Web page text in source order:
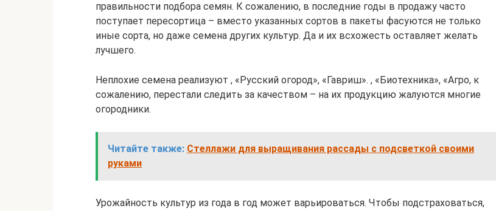
правильности подбора семян. К сожалению, в последние годы в продажу часто
поступает пересортица – вместо указанных сортов в пакеты фасуются не только
иные сорта, но даже семена других культур. Да и их всхожесть оставляет желать
лучшего.
Неплохие семена реализуют , «Русский огород», «Гавриш». , «Биотехника», «Агро, к
сожалению, перестали следить за качеством – на их продукцию жалуются многие
огородники.
Читайте также: Стеллажи для выращивания рассады с подсветкой своими
руками
Урожайность культур из года в год может варьироваться. Чтобы подстраховаться,